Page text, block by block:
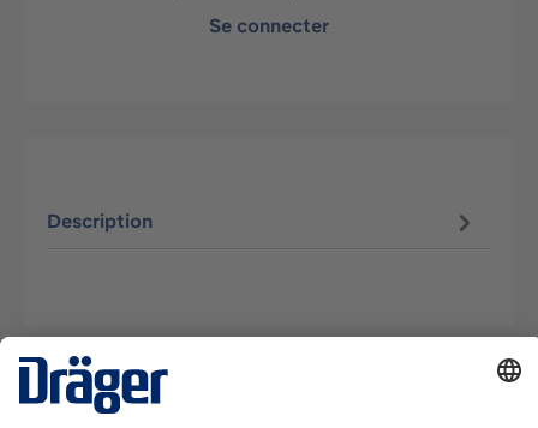
Se connecter
Description